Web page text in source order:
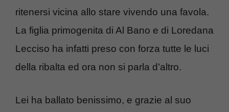
ritenersi vicina allo stare vivendo una favola.
La figlia primogenita di Al Bano e di Loredana
Lecciso ha infatti preso con forza tutte le luci
della ribalta ed ora non si parla d’altro.
Lei ha ballato benissimo, e grazie al suo